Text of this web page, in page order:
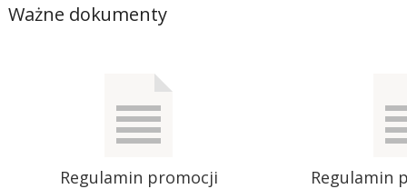
Ważne dokumenty
Regulamin promocji Regulamin